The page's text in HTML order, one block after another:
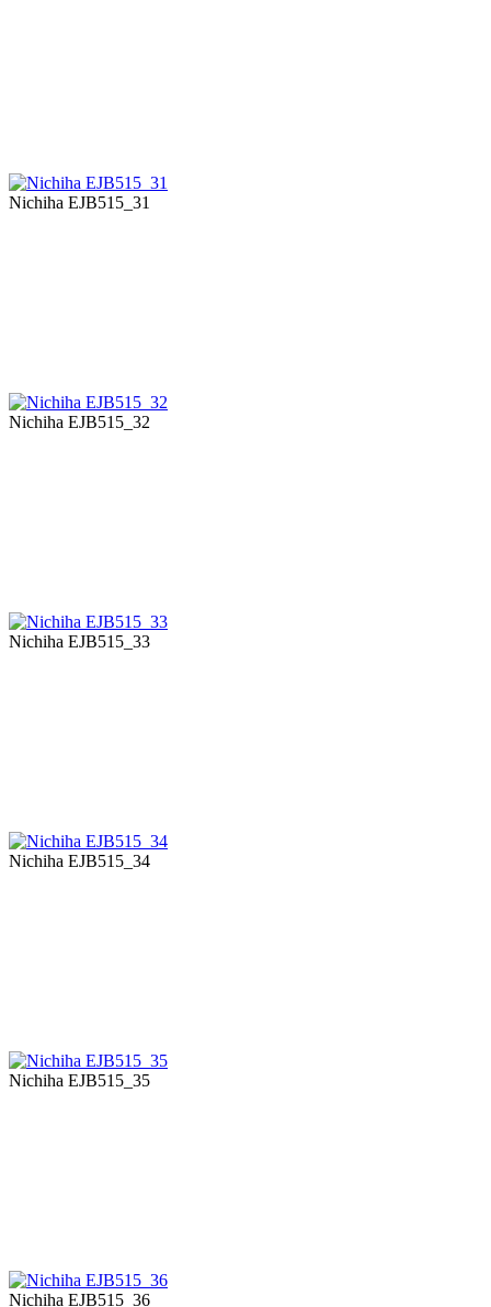
Nichiha EJB515_31
Nichiha EJB515_32
Nichiha EJB515_33
Nichiha EJB515_34
Nichiha EJB515_35
Nichiha EJB515_36